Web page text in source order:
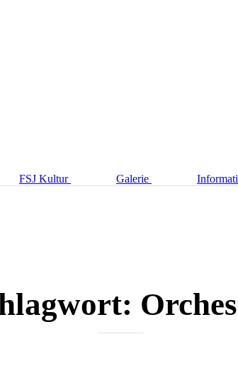
FSJ Kultur Galerie